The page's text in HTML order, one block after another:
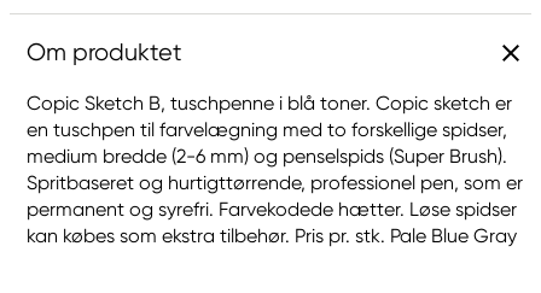
Om produktet
Copic Sketch B, tuschpenne i blå toner. Copic sketch er
en tuschpen til farvelægning med to forskellige spidser,
medium bredde (2-6 mm) og penselspids (Super Brush).
Spritbaseret og hurtigttørrende, professionel pen, som er
permanent og syrefri. Farvekodede hætter. Løse spidser
kan købes som ekstra tilbehør. Pris pr. stk. Pale Blue Gray